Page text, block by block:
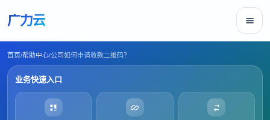
广力云
首页/帮助中心/公司如何申请收款二维码？
业务快速入口